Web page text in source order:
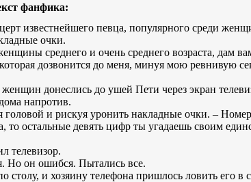
фанфика:
известнейшего певца, популярного среди
очки.
среднего и очень среднего возраста, дам
дозвонится до меня, минуя мою ревнивую
донеслись до ушей Пети через экран
напротив.
и рискуя уронить накладные очки. –
то остальные девять цифр ты угадаешь своим
телевизор.
Но он ошибся. Пытались все.
и хозяину телефона пришлось ловить его в